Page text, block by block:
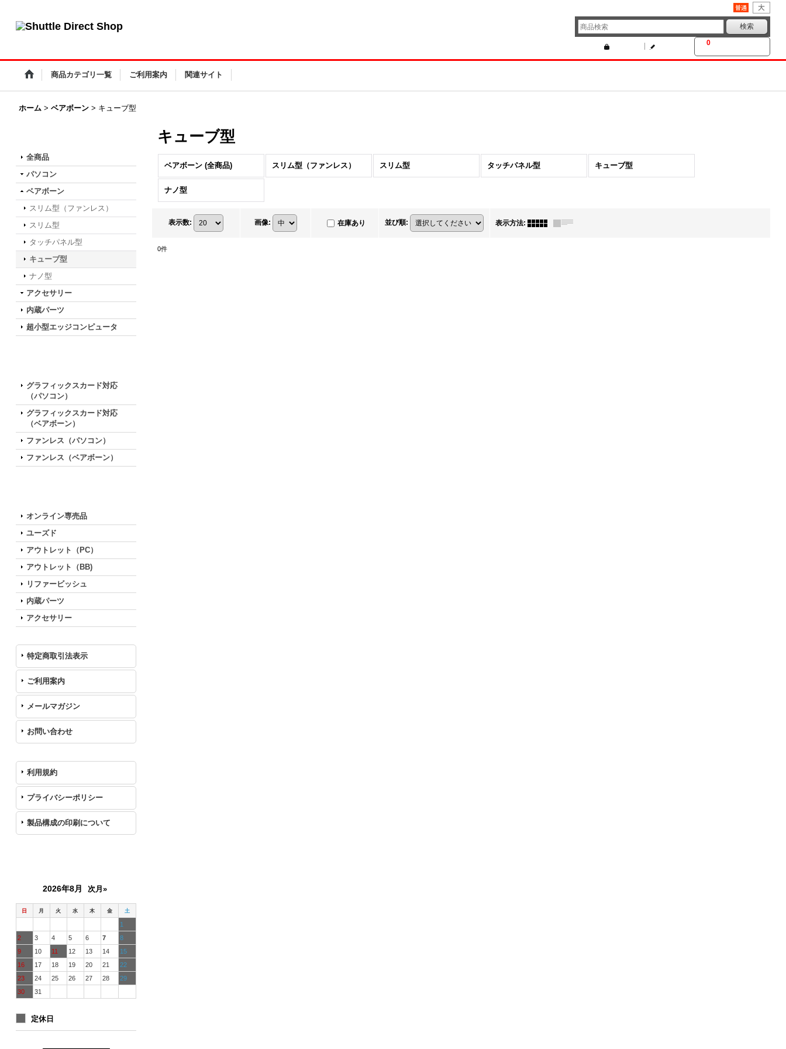
0
商品カテゴリ一覧 ご利用案内 関連サイト
ホーム > ベアボーン > キューブ型
全商品
パソコン
ベアボーン
スリム型（ファンレス）
スリム型
タッチパネル型
キューブ型
ナノ型
アクセサリー
内蔵パーツ
超小型エッジコンピュータ
グラフィックスカード対応
（パソコン）
グラフィックスカード対応
（ベアボーン）
ファンレス（パソコン）
ファンレス（ベアボーン）
オンライン専売品
ユーズド
アウトレット（PC）
アウトレット（BB)
リファービッシュ
内蔵パーツ
アクセサリー
特定商取引法表示
ご利用案内
メールマガジン
お問い合わせ
利用規約
プライバシーポリシー
製品構成の印刷について
2026年8月 次月»
日 月 火 水 木 金 土
1
2
3 4 5 6 7
8
9
10 11 12 13 14
15
16
17 18 19 20 21
22
23
24 25 26 27 28
29
30
31
定休日
キューブ型
ベアボーン (全商品) スリム型（ファンレス） スリム型 タッチパネル型 キューブ型
ナノ型
表示数: 画像: 在庫あり 並び順: 表示方法:
0件